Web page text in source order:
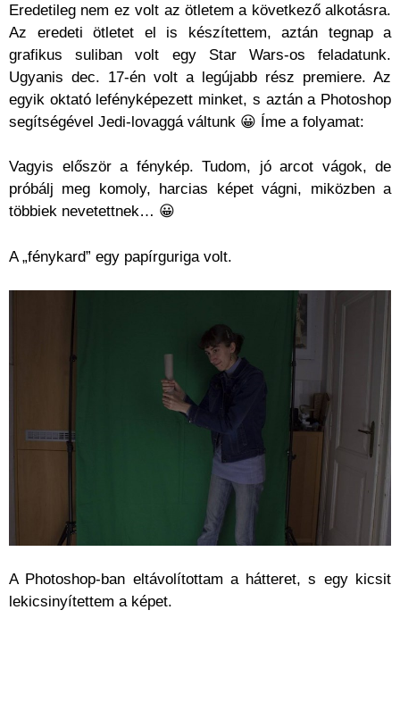
Eredetileg nem ez volt az ötletem a következő alkotásra.
Az eredeti ötletet el is készítettem, aztán tegnap a
grafikus suliban volt egy Star Wars-os feladatunk.
Ugyanis dec. 17-én volt a legújabb rész premiere. Az
egyik oktató lefényképezett minket, s aztán a Photoshop
segítségével Jedi-lovaggá váltunk 😀 Íme a folyamat:
Vagyis először a fénykép. Tudom, jó arcot vágok, de
próbálj meg komoly, harcias képet vágni, miközben a
többiek nevetettnek… 😀
A „fénykard” egy papírguriga volt.
A Photoshop-ban eltávolítottam a hátteret, s egy kicsit
lekicsinyítettem a képet.